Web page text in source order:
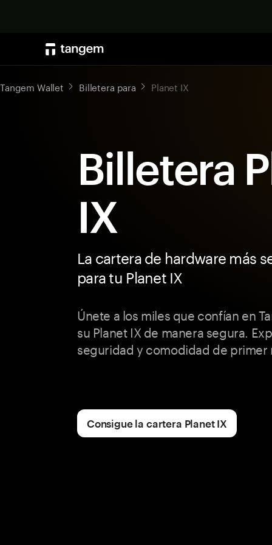
Tangem Wallet Billetera para Planet IX
Billetera
IX
La cartera de hardware más
para tu Planet IX
Únete a los miles que confían en
su Planet IX de manera segura.
seguridad y comodidad de primer
Consigue la cartera Planet IX